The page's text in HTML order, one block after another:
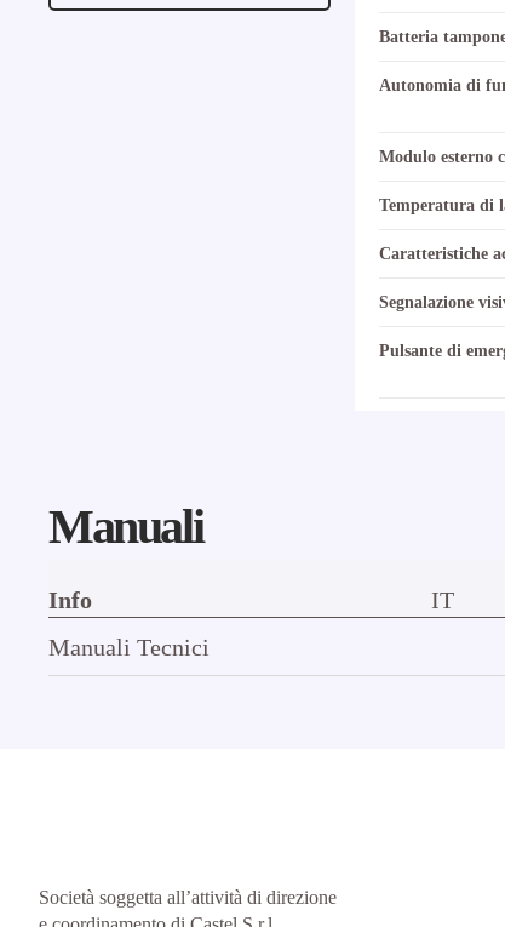
Batteria
Autonomia di
Modulo esterno
Temperatura di
Caratteristiche
Segnalazione
Pulsante di
Manuali
Info IT
Manuali Tecnici
Società soggetta all’attività di direzione